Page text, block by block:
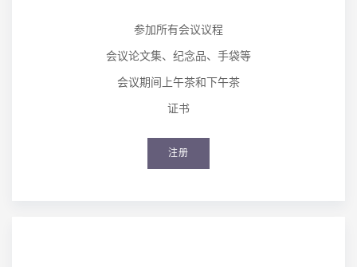
参加所有会议议程
会议论文集、纪念品、手袋等
会议期间上午茶和下午茶
证书
注册